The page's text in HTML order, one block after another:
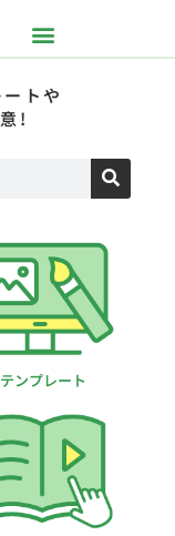
トや
!
テンプレート